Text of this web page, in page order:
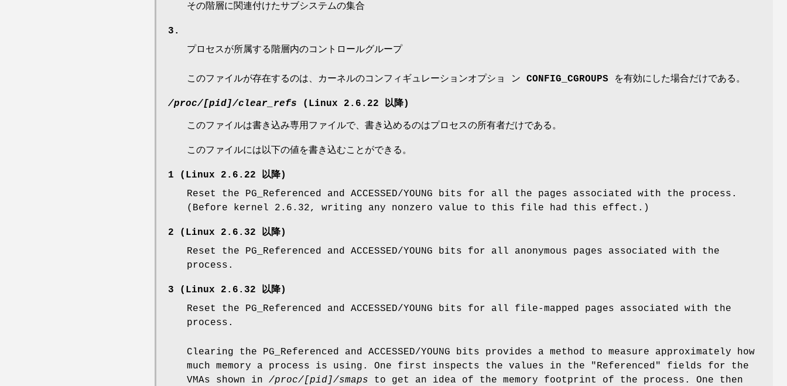
その階層に関連付けたサブシステムの集合
3.
プロセスが所属する階層内のコントロールグループ
このファイルが存在するのは、カーネルのコンフィギュレーションオプショ ン CONFIG_CGROUPS を有効にした場合だけである。
/proc/[pid]/clear_refs (Linux 2.6.22 以降)
このファイルは書き込み専用ファイルで、書き込めるのはプロセスの所有者だけである。
このファイルには以下の値を書き込むことができる。
1 (Linux 2.6.22 以降)
Reset the PG_Referenced and ACCESSED/YOUNG bits for all the pages associated with the process.
(Before kernel 2.6.32, writing any nonzero value to this file had this effect.)
2 (Linux 2.6.32 以降)
Reset the PG_Referenced and ACCESSED/YOUNG bits for all anonymous pages associated with the
process.
3 (Linux 2.6.32 以降)
Reset the PG_Referenced and ACCESSED/YOUNG bits for all file-mapped pages associated with the
process.
Clearing the PG_Referenced and ACCESSED/YOUNG bits provides a method to measure approximately how
much memory a process is using. One first inspects the values in the "Referenced" fields for the
VMAs shown in /proc/[pid]/smaps to get an idea of the memory footprint of the process. One then